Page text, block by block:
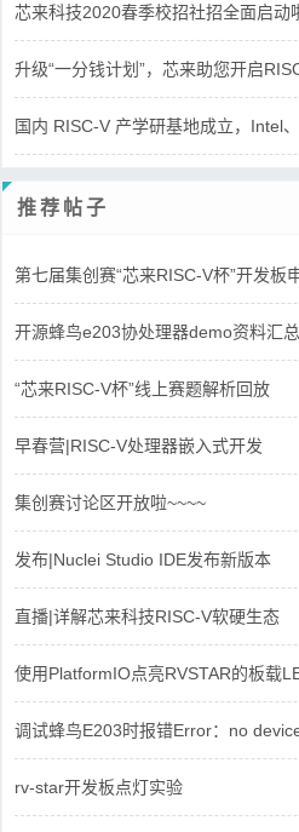
芯来科技2020春季校招社招全面启动
升级“一分钱计划”，芯来助您开启
国内 RISC-V 产学研基地成立，Intel
推荐帖子
第七届集创赛“芯来RISC-V杯”开发板
开源蜂鸟e203协处理器demo资料汇总
“芯来RISC-V杯”线上赛题解析回放
早春营|RISC-V处理器嵌入式开发
集创赛讨论区开放啦~~~~
发布|Nuclei Studio IDE发布新版本
直播|详解芯来科技RISC-V软硬生态
使用PlatformIO点亮RVSTAR的板载
调试蜂鸟E203时报错Error：no
rv-star开发板点灯实验